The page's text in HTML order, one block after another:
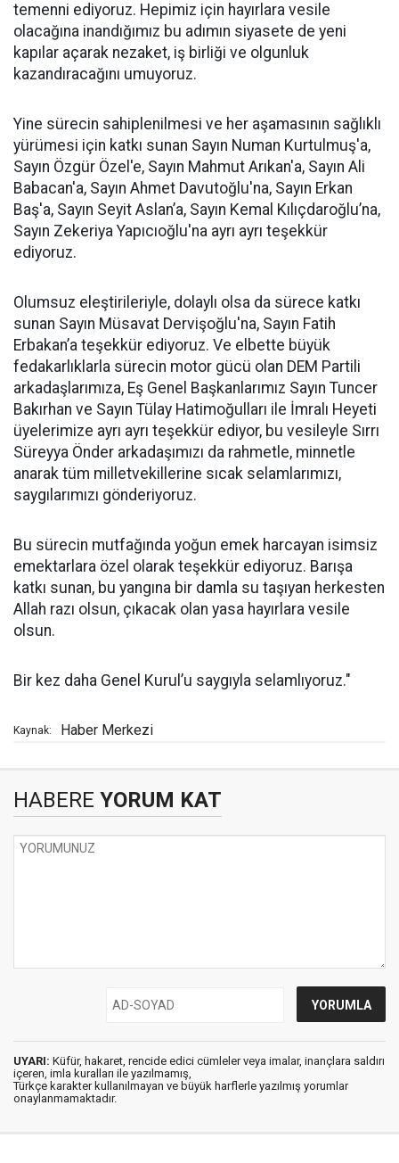
temenni ediyoruz. Hepimiz için hayırlara vesile
olacağına inandığımız bu adımın siyasete de yeni
kapılar açarak nezaket, iş birliği ve olgunluk
kazandıracağını umuyoruz.
Yine sürecin sahiplenilmesi ve her aşamasının sağlıklı
yürümesi için katkı sunan Sayın Numan Kurtulmuş'a,
Sayın Özgür Özel'e, Sayın Mahmut Arıkan'a, Sayın Ali
Babacan'a, Sayın Ahmet Davutoğlu'na, Sayın Erkan
Baş'a, Sayın Seyit Aslan’a, Sayın Kemal Kılıçdaroğlu’na,
Sayın Zekeriya Yapıcıoğlu'na ayrı ayrı teşekkür
ediyoruz.
Olumsuz eleştirileriyle, dolaylı olsa da sürece katkı
sunan Sayın Müsavat Dervişoğlu'na, Sayın Fatih
Erbakan’a teşekkür ediyoruz. Ve elbette büyük
fedakarlıklarla sürecin motor gücü olan DEM Partili
arkadaşlarımıza, Eş Genel Başkanlarımız Sayın Tuncer
Bakırhan ve Sayın Tülay Hatimoğulları ile İmralı Heyeti
üyelerimize ayrı ayrı teşekkür ediyor, bu vesileyle Sırrı
Süreyya Önder arkadaşımızı da rahmetle, minnetle
anarak tüm milletvekillerine sıcak selamlarımızı,
saygılarımızı gönderiyoruz.
Bu sürecin mutfağında yoğun emek harcayan isimsiz
emektarlara özel olarak teşekkür ediyoruz. Barışa
katkı sunan, bu yangına bir damla su taşıyan herkesten
Allah razı olsun, çıkacak olan yasa hayırlara vesile
olsun.
Bir kez daha Genel Kurul’u saygıyla selamlıyoruz."
Kaynak: Haber Merkezi
HABERE YORUM KAT
UYARI: Küfür, hakaret, rencide edici cümleler veya imalar, inançlara saldırı
içeren, imla kuralları ile yazılmamış,
Türkçe karakter kullanılmayan ve büyük harflerle yazılmış yorumlar
onaylanmamaktadır.